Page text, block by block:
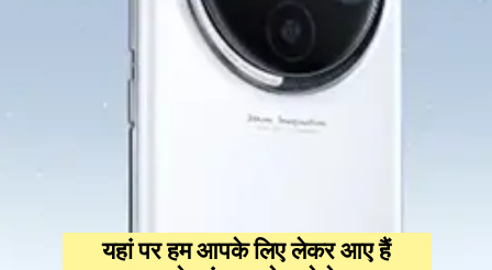
यहां पर हम आपके लिए लेकर आए हैं